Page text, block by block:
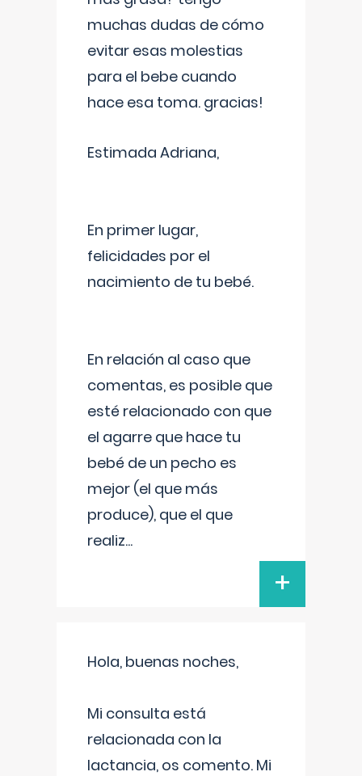
muchas dudas de cómo
evitar esas molestias
para el bebe cuando
hace esa toma. gracias!
Estimada Adriana,
En primer lugar,
felicidades por el
nacimiento de tu bebé.
En relación al caso que
comentas, es posible que
esté relacionado con que
el agarre que hace tu
bebé de un pecho es
mejor (el que más
produce), que el que
realiz...
+
Hola, buenas noches,
Mi consulta está
relacionada con la
lactancia, os comento. Mi